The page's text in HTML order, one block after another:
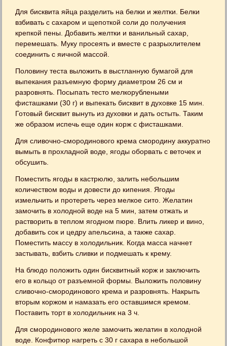
Для бисквита яйца разделить на белки и желтки. Белки
взбивать с сахаром и щепоткой соли до получения
крепкой пены. Добавить желтки и ванильный сахар,
перемешать. Муку просеять и вместе с разрыхлителем
соединить с яичной массой.
Половину теста выложить в выстланную бумагой для
выпекания разъемную форму диаметром 26 см и
разровнять. Посыпать тесто мелкорублеными
фисташками (30 г) и выпекать бисквит в духовке 15 мин.
Готовый бисквит вынуть из духовки и дать остыть. Таким
же образом испечь еще один корж с фисташками.
Для сливочно-смородинового крема смородину аккуратно
вымыть в прохладной воде, ягоды оборвать с веточек и
обсушить.
Поместить ягоды в кастрюлю, залить небольшим
количеством воды и довести до кипения. Ягоды
измельчить и протереть через мелкое сито. Желатин
замочить в холодной воде на 5 мин, затем отжать и
растворить в теплом ягодном пюре. Влить ликер и вино,
добавить сок и цедру апельсина, а также сахар.
Поместить массу в холодильник. Когда масса начнет
застывать, взбить сливки и подмешать к крему.
На блюдо положить один бисквитный корж и заключить
его в кольцо от разъемной формы. Выложить половину
сливочно-смородинового крема и разровнять. Накрыть
вторым коржом и намазать его оставшимся кремом.
Поставить торт в холодильник на 3 ч.
Для смородинового желе замочить желатин в холодной
воде. Конфитюр нагреть с 30 г сахара в небольшой